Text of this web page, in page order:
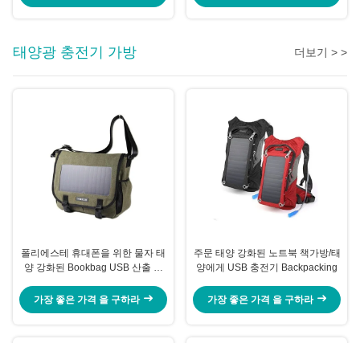
태양광 충전기 가방 더보기 > >
폴리에스테 휴대폰을 위한 물자 태
양 강화된 Bookbag USB 산출 휴
가장 좋은 가격 을 구하라
주문 태양 강화된 노트북 책가방/태
양에게 USB 충전기 Backpacking
가장 좋은 가격 을 구하라